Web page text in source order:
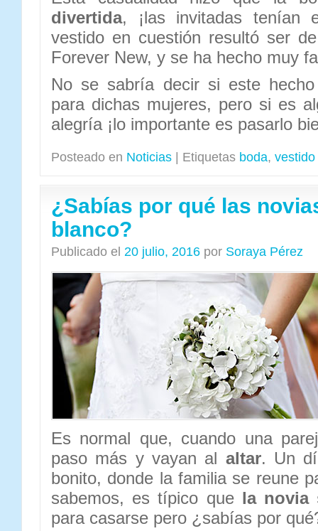
divertida, ¡las invitadas tenían
vestido en cuestión resultó ser
Forever New, y se ha hecho muy
No se sabría decir si este
para dichas mujeres, pero si es
alegría ¡lo importante es pasarlo
Posteado en Noticias Etiquetas boda, vestido
¿Sabías por qué las
blanco?
Publicado el 20 julio, 2016 por Soraya Pérez
Es normal que, cuando una
paso más y vayan al altar. Un
bonito, donde la familia se reune
sabemos, es típico que la novia
para casarse pero ¿sabías por